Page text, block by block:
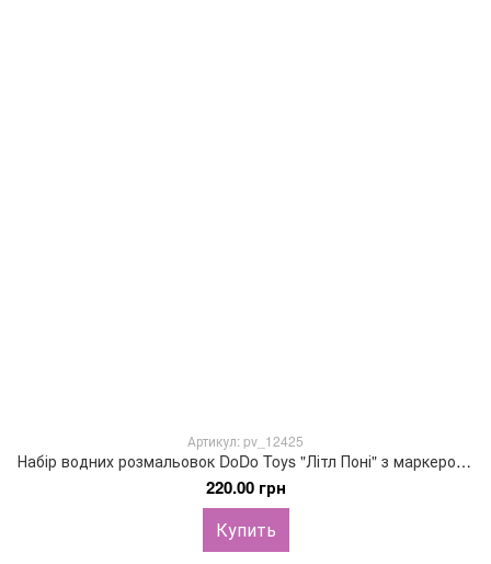
Артикул: pv_12425
Набір водних розмальовок DoDo Toys "Літл Поні" з маркером для води
220.00 грн
Купить